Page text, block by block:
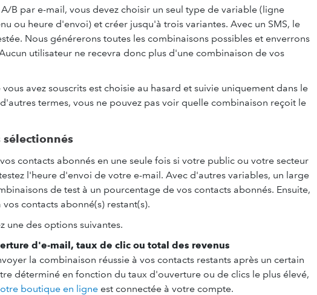
B par e-mail, vous devez choisir un seul type de variable (ligne
ou heure d'envoi) et créer jusqu'à trois variantes. Avec un SMS, le
Nous générerons toutes les combinaisons possibles et enverrons
utilisateur ne recevra donc plus d'une combinaison de vos
avez souscrits est choisie au hasard et suivie uniquement dans le
termes, vous ne pouvez pas voir quelle combinaison reçoit le
sélectionnés
contacts abonnés en une seule fois si votre public ou votre secteur
l'heure d'envoi de votre e-mail. Avec d'autres variables, un large
de test à un pourcentage de vos contacts abonnés. Ensuite,
contacts abonné(s) restant(s).
une des options suivantes.
d'e-mail, taux de clic ou total des revenus
la combinaison réussie à vos contacts restants après un certain
déterminé en fonction du taux d'ouverture ou de clics le plus élevé,
boutique en ligne est connectée à votre compte.